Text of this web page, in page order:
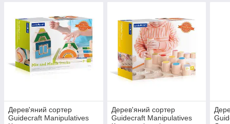
Дерев'яний сортер
Guidecraft Manipulatives
Дерев'яний сортер
Guidecraft Manipulatives